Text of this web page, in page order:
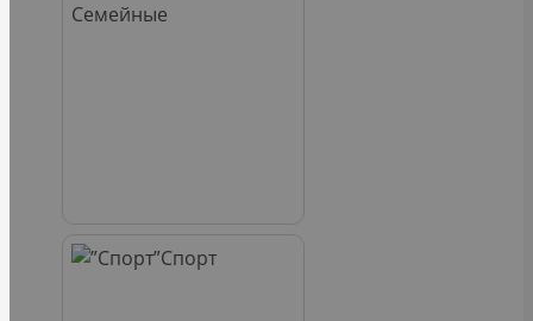
Семейные
Спорт